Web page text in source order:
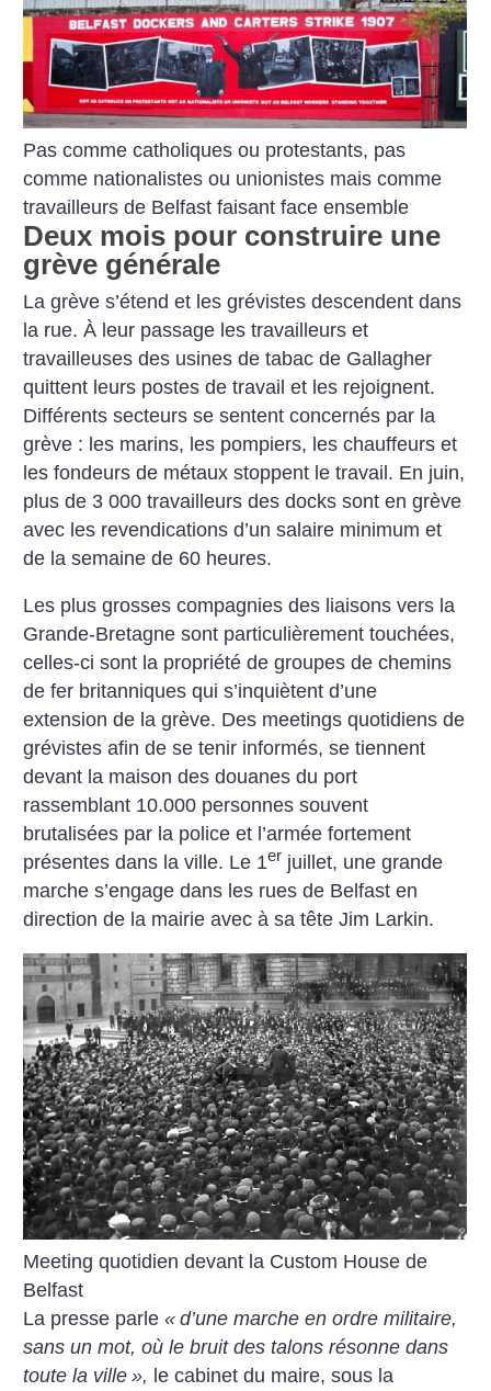
Pas comme catholiques ou protestants, pas
comme nationalistes ou unionistes mais comme
travailleurs de Belfast faisant face ensemble
Deux mois pour construire une
grève générale
La grève s’étend et les grévistes descendent dans
la rue. À leur passage les travailleurs et
travailleuses des usines de tabac de Gallagher
quittent leurs postes de travail et les rejoignent.
Différents secteurs se sentent concernés par la
grève : les marins, les pompiers, les chauffeurs et
les fondeurs de métaux stoppent le travail. En juin,
plus de 3 000 travailleurs des docks sont en grève
avec les revendications d’un salaire minimum et
de la semaine de 60 heures.
Les plus grosses compagnies des liaisons vers la
Grande-Bretagne sont particulièrement touchées,
celles-ci sont la propriété de groupes de chemins
de fer britanniques qui s’inquiètent d’une
extension de la grève. Des meetings quotidiens de
grévistes afin de se tenir informés, se tiennent
devant la maison des douanes du port
rassemblant 10.000 personnes souvent
brutalisées par la police et l’armée fortement
présentes dans la ville. Le 1er juillet, une grande
marche s’engage dans les rues de Belfast en
direction de la mairie avec à sa tête Jim Larkin.
Meeting quotidien devant la Custom House de
Belfast
La presse parle« d’une marche en ordre militaire,
sans un mot, où le bruit des talons résonne dans
toute la ville », le cabinet du maire, sous la